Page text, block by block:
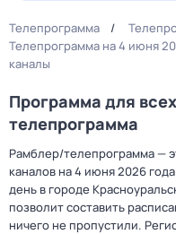
Телепрограмма
Телепрограмма на 4 июня
каналы
Программа для
телепрограмма
Рамблер/телепрограмма —
каналов на 4 июня 2026
день в городе
позволит составить
ничего не пропустили.